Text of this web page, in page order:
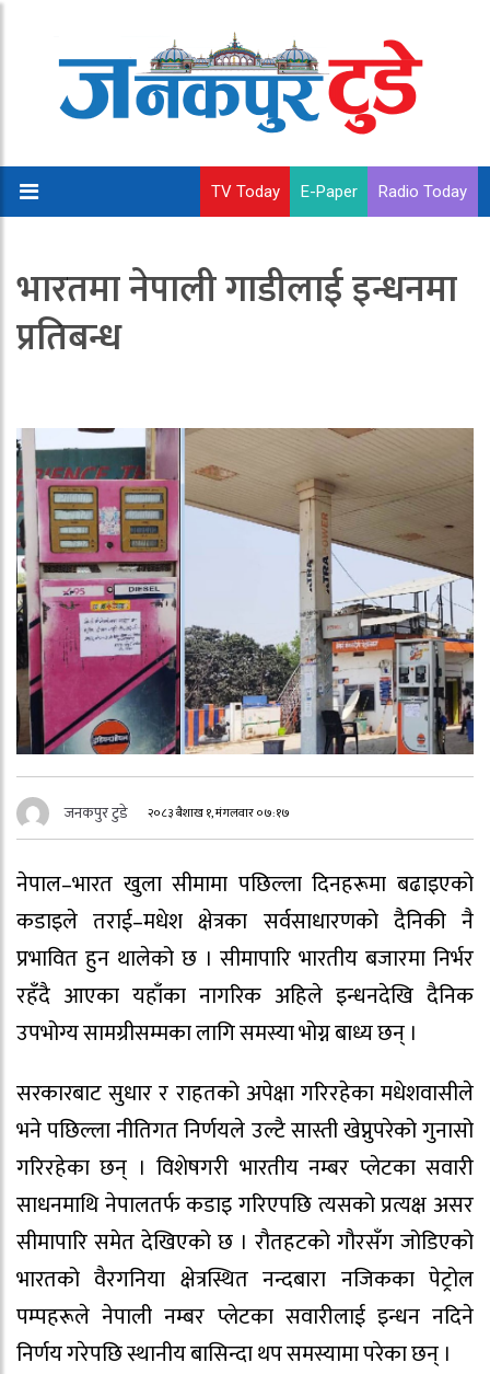
TV Today E-Paper Radio Today
भारतमा नेपाली गाडीलाई इन्धनमा
प्रतिबन्ध
जनकपुर टुडे २०८३ बैशाख १, मंगलवार ०७:१७
नेपाल–भारत खुला सीमामा पछिल्ला दिनहरूमा बढाइएको
कडाइले तराई–मधेश क्षेत्रका सर्वसाधारणको दैनिकी नै
प्रभावित हुन थालेको छ । सीमापारि भारतीय बजारमा निर्भर
रहँदै आएका यहाँका नागरिक अहिले इन्धनदेखि दैनिक
उपभोग्य सामग्रीसम्मका लागि समस्या भोग्न बाध्य छन् ।
सरकारबाट सुधार र राहतको अपेक्षा गरिरहेका मधेशवासीले
भने पछिल्ला नीतिगत निर्णयले उल्टै सास्ती खेप्नुपरेको गुनासो
गरिरहेका छन् । विशेषगरी भारतीय नम्बर प्लेटका सवारी
साधनमाथि नेपालतर्फ कडाइ गरिएपछि त्यसको प्रत्यक्ष असर
सीमापारि समेत देखिएको छ । रौतहटको गौरसँग जोडिएको
भारतको वैरगनिया क्षेत्रस्थित नन्दबारा नजिकका पेट्रोल
पम्पहरूले नेपाली नम्बर प्लेटका सवारीलाई इन्धन नदिने
निर्णय गरेपछि स्थानीय बासिन्दा थप समस्यामा परेका छन् ।